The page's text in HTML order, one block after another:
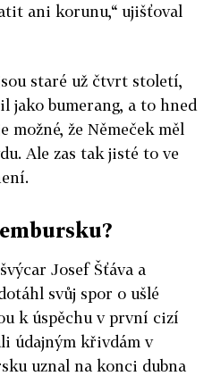
ani korunu,“ ujišťoval
staré už čtvrt století,
jako bumerang, a to hned
možné, že Němeček měl
Ale zas tak jisté to ve
Josef Šťáva a
svůj spor o ušlé
k úspěchu v první cizí
údajným křivdám v
uznal na konci dubna